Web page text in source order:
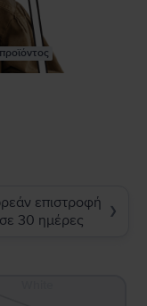
επιστροφή
σε 30 ημέρες
❯